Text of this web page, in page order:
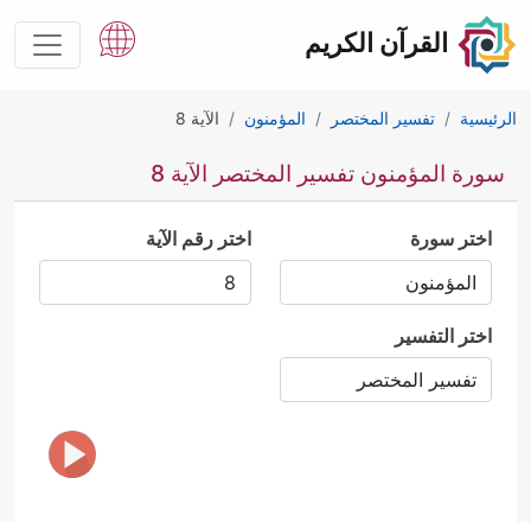
القرآن الكريم
الرئيسية تفسير المختصر المؤمنون الآية 8
سورة المؤمنون تفسير المختصر الآية 8
اختر سورة اختر رقم الآية
اختر التفسير